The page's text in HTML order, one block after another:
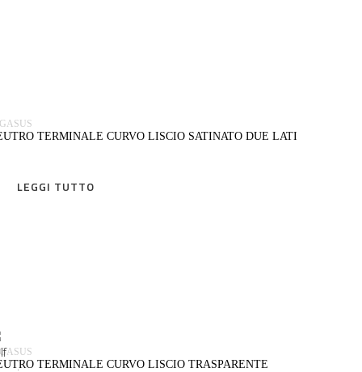
TERMINALE CURVO LISCIO SATINATO DUE LATI
LEGGI TUTTO
TERMINALE CURVO LISCIO TRASPARENTE